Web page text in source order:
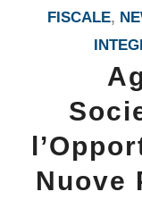
FISCALE,
Nuove